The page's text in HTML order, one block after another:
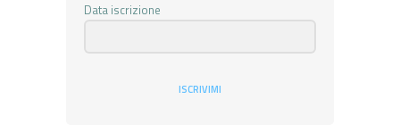
Data iscrizione
ISCRIVIMI